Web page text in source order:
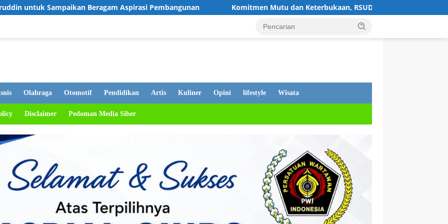
Aspirasi Pembangunan Komitmen Mutu dan Keterbukaan, RSUD Lubuk Basung Klarifikasi Isu Pelayanan IGD
Olahraga Otomotif Pendidikan Artis Kuliner Opini lifestyle Wisata
Disclaimer Pedoman Media Siber